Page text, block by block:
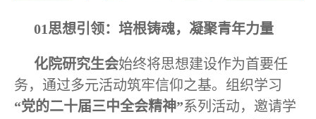
01思想引领：培根铸魂，凝聚青年力量
化院研究生会始终将思想建设作为首要任
务，通过多元活动筑牢信仰之基。组织学习
“党的二十届三中全会精神”系列活动，邀请学